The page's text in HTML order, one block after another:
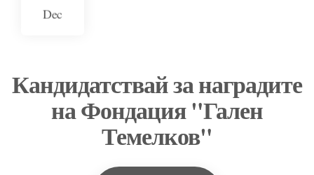
Dec
Кандидатствай за наградите
на Фондация "Гален
Темелков"